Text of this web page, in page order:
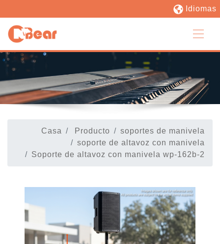
Idiomas
Casa Producto
soportes de manivela
soporte de altavoz con manivela
Soporte de altavoz con manivela wp-162b-2